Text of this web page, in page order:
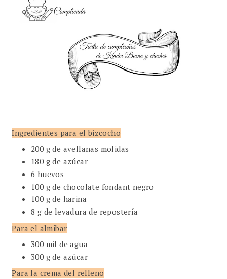
Ingredientes para el bizcocho
200 g de avellanas molidas
180 g de azúcar
6 huevos
100 g de chocolate fondant negro
100 g de harina
8 g de levadura de repostería
Para el almibar
300 mil de agua
300 g de azúcar
Para la crema del relleno